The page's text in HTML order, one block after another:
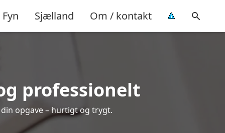
Fyn Sjælland Om / kontakt
professionelt
opgave – hurtigt og trygt.